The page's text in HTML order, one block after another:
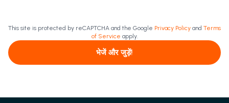
This site is protected by reCAPTCHA and the Google Privacy Policy and Terms
of Service apply.
भेजें और जुड़ें!